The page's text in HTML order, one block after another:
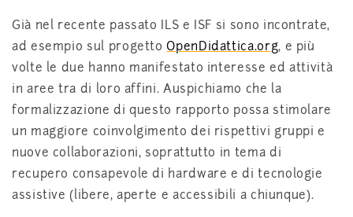
Già nel recente passato ILS e ISF si sono incontrate,
ad esempio sul progetto OpenDidattica.org, e più
volte le due hanno manifestato interesse ed attività
in aree tra di loro affini. Auspichiamo che la
formalizzazione di questo rapporto possa stimolare
un maggiore coinvolgimento dei rispettivi gruppi e
nuove collaborazioni, soprattutto in tema di
recupero consapevole di hardware e di tecnologie
assistive (libere, aperte e accessibili a chiunque).